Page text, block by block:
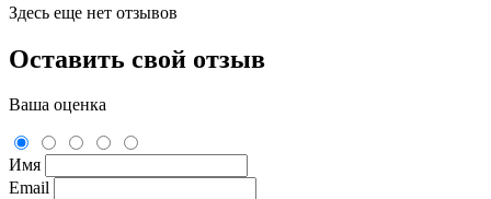
Здесь еще нет отзывов
Оставить свой отзыв
Ваша оценка
Имя
Email